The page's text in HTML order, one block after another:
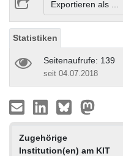
Exportieren als
Statistiken
Seitenaufrufe: 139
seit 04.07.2018
Zugehörige
Institution(en) am KIT